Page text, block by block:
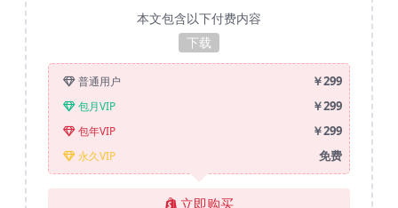
本文包含以下付费内容
下载
普通用户 ￥299
包月VIP ￥299
包年VIP ￥299
永久VIP 免费
立即购买